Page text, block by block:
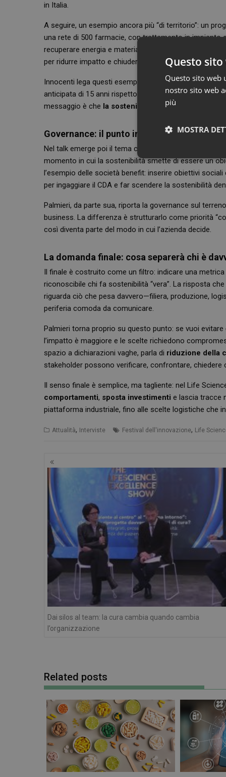
in Italia.
A seguire, un esempio ancora più “di territorio”: un
una rete di 500 farmacie, con trattamento in impianto
recuperare energia e materiali. Qui la sostenibilità non
per ridurre impatto e chiudere il cerchio.
Innocenti lega questi esempi a una visione di lungo
anticipata di 15 anni rispetto agli accordi
messaggio è che la sostenibilità per essere
Governance: il punto in cui l’ESG smette di
Nel talk emerge poi il tema che spesso decide se
momento in cui la sostenibilità smette di essere un
l’esempio delle società benefit: inserire obiettivi
per ingaggiare il CDA e far scendere la sostenibilità
Palmieri, da parte sua, riporta la governance sul
business. La differenza è strutturarlo come priorità
così diventa parte del modo in cui l’azienda decide.
La domanda finale: cosa separerà chi è
Il finale è costruito come un filtro: indicare una
riconoscibile chi fa sostenibilità “vera”. La risposta
riguarda ciò che pesa davvero—filiera, produzione,
periferia comoda da comunicare.
Palmieri torna proprio su questo punto: se vuoi
l’impatto è maggiore e le scelte richiedono
spazio a dichiarazioni vaghe, parla di riduzione della
stakeholder possono verificare, confrontare, chiedere
Il senso finale è semplice, ma tagliente: nel Life
comportamenti, sposta investimenti e lascia tracce
piattaforma industriale, fino alle scelte logistiche che
Attualità, Interviste Festival dell'innovazione, Life
Navigazione
articoli
Dai silos al team: la cura cambia quando cambia
l’organizzazione
Related posts
Questo
Questo sito web
nostro sito web
più
MOSTRA
e l'accesso alle aree
NOME
PHPSESSID
_ga_RV9MB13F2Q
VISITOR_INFO1_LIVE
__Secure-
__Secure-YNID